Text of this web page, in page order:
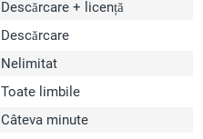
Descărcare + licență
Descărcare
Nelimitat
Toate limbile
Câteva minute